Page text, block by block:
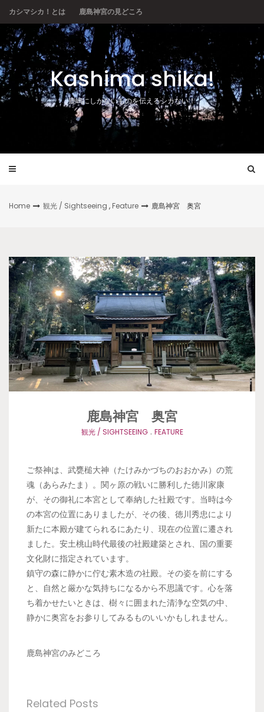
content
カシマシカ！とは 鹿島神宮の見どころ
Kashima shika!
鹿嶋にしかないものを伝えるシカない！
Home 観光 / Sightseeing , Feature 鹿島神宮 奥宮
鹿島神宮 奥宮
観光 / SIGHTSEEING. FEATURE
ご祭神は、武甕槌大神（たけみかづちのおおかみ）の荒
魂（あらみたま）。関ヶ原の戦いに勝利した徳川家康
が、その御礼に本宮として奉納した社殿です。当時は今
の本宮の位置にありましたが、その後、徳川秀忠により
新たに本殿が建てられるにあたり、現在の位置に遷され
ました。安土桃山時代最後の社殿建築とされ、国の重要
文化財に指定されています。
鎮守の森に静かに佇む素木造の社殿。その姿を前にする
と、自然と厳かな気持ちになるから不思議です。心を落
ち着かせたいときは、樹々に囲まれた清浄な空気の中、
静かに奥宮をお参りしてみるものいいかもしれません。
鹿島神宮のみどころ
Related Posts